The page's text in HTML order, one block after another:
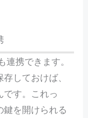
携できます。
しておけば、
です。これっ
鍵を開けられる